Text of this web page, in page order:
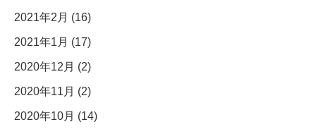
2021年2月 (16)
2021年1月 (17)
2020年12月 (2)
2020年11月 (2)
2020年10月 (14)